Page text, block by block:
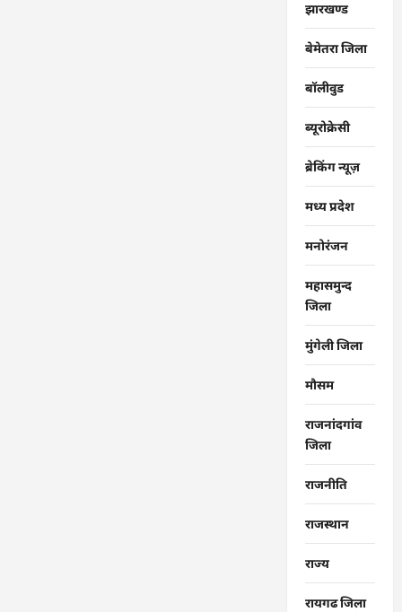
झारखण्ड
बेमेतरा जिला
बॉलीवुड
ब्यूरोक्रेसी
ब्रेकिंग न्यूज़
मध्य प्रदेश
मनोरंजन
महासमुन्द
जिला
मुंगेली जिला
मौसम
राजनांदगांव
जिला
राजनीति
राजस्थान
राज्‍य
रायगढ जिला